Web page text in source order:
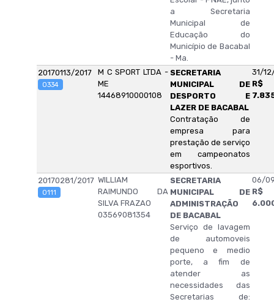
a Secretaria
Municipal de
Educação do
Município de Bacabal
- Ma.
20170113/2017
0334
M C SPORT LTDA -
ME
14468910000108
SECRETARIA
MUNICIPAL DE
DESPORTO E
LAZER DE BACABAL
Contratação de
empresa para
prestação de serviço
em campeonatos
esportivos.
31/
R$
20170281/2017
0111
WILLIAM
RAIMUNDO DA
SILVA FRAZAO
03569081354
SECRETARIA
MUNICIPAL DE
ADMINISTRAÇÃO
DE BACABAL
Serviço de lavagem
de automoveis
pequeno e medio
porte, a fim de
atender as
necessidades das
Secretarias de:
06/
R$